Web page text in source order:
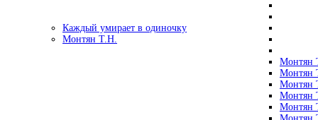
Каждый умирает в одиночку
Монтян Т.Н.
Монтян
Монтян
Монтян
Монтян
Монтян